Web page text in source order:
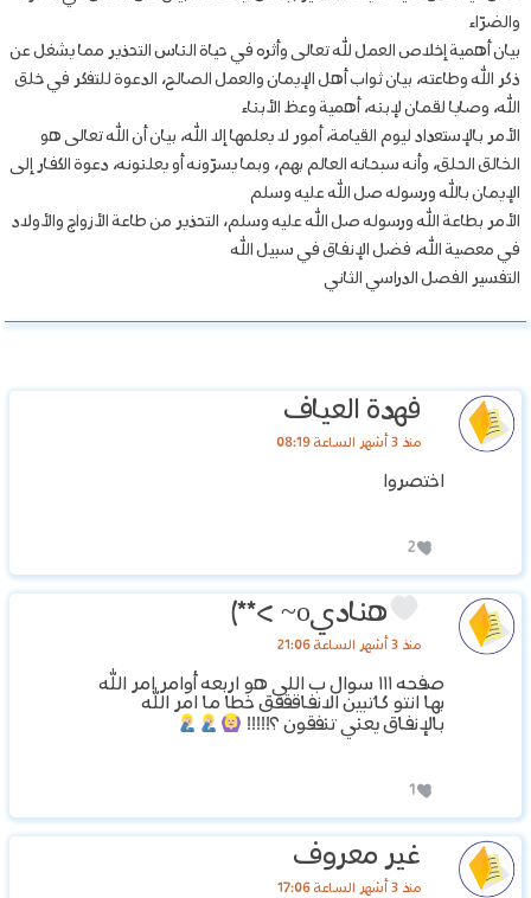
والضرّاء
بيان أهمية إخلاص العمل لله تعالى وأثره في حياة الناس التحذير مما يشغل عن
ذكر الله وطاعته، بيان ثواب أهل الإيمان والعمل الصالح، الدعوة للتفكر في خلق
الله، وصايا لقمان لإبنه، أهمية وعظ الأبناء
الأمر بالإستعداد ليوم القيامة، أمور لا يعلمها إلا الله، بيان أن الله تعالى هو
الخالق الحلق، وأنه سبحانه العالم بهم، وبما يسرّونه أو يعلنونه، دعوة الكفار إلى
الإيمان بالله ورسوله صل الله عليه وسلم
الأمر بطاعة الله ورسوله صل الله عليه وسلم، التحذير من طاعة الأزواج والأولاد
في معصية الله، فضل الإنفاق في سبيل الله
التفسير الفصل الدراسي الثاني
فهدة العياف
منذ 3 أشهر الساعة 08:19
اختصروا
2
هناديo~ >**)
منذ 3 أشهر الساعة 21:06
صفحه ١١١ سوال ب اللي هو اربعه أوامر امر الله
بها انتو كاتبين الانفاقققق خطا ما امر الله
بالإنفاق يعني تنفقون ؟!!!!!
1
غير معروف
منذ 3 أشهر الساعة 17:06